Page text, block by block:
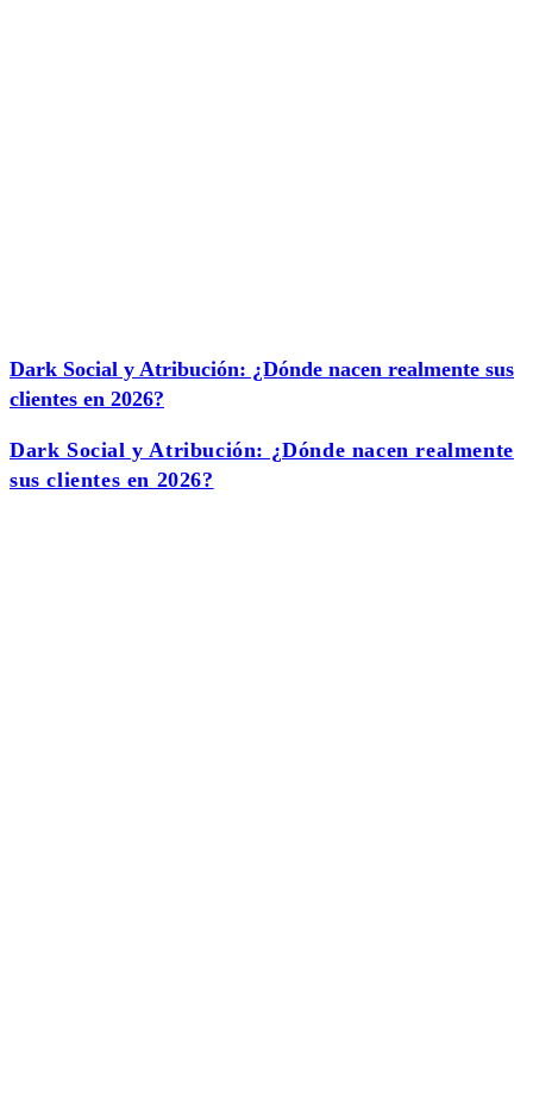
Dark Social y Atribución: ¿Dónde nacen realmente sus
clientes en 2026?
Dark Social y Atribución: ¿Dónde nacen realmente
sus clientes en 2026?